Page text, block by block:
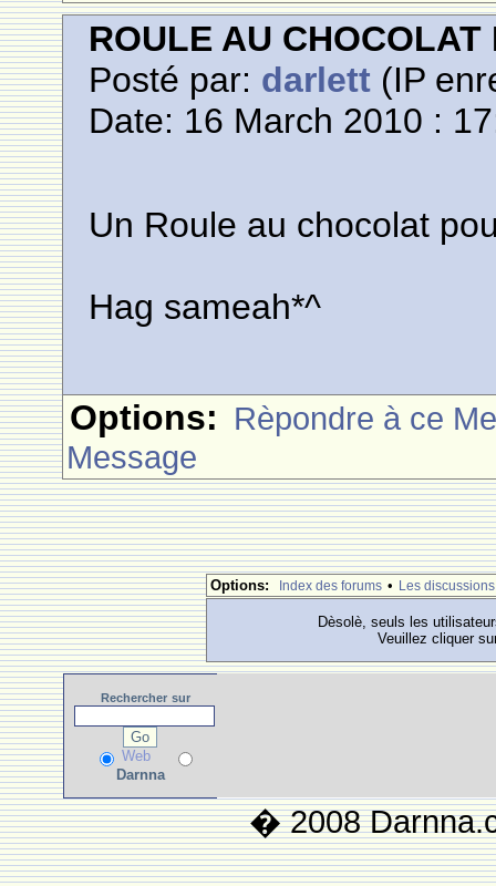
ROULE AU CHOCOLAT
Posté par: darlett (IP
Date: 16 March 2010 :
Un Roule au chocolat
Hag sameah*^
Options: Rèpondre à ce
Message
Options: Index des forums • Les discussions
Dèsolè, seuls les
Veuillez cliquer
Rechercher sur
Web
Darnna
� 2008